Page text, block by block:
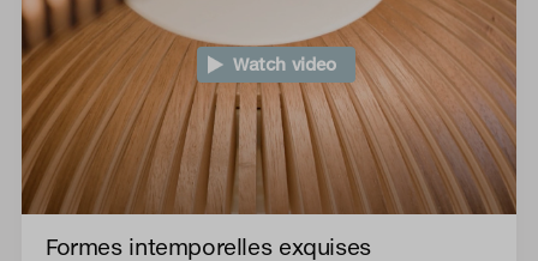
Watch video
Formes intemporelles exquises